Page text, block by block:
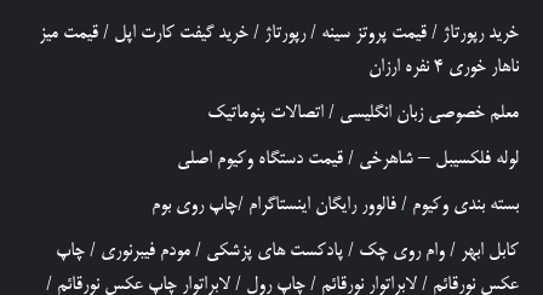
خرید رپورتاژ / قیمت پروتز سینه /رپورتاژ / خرید گیفت کارت اپل / قیمت میز
ناهار خوری 4 نفره ارزان
معلم خصوصی زبان انگلیسی / اتصالات پنوماتیک
لوله فلکسیبل – شاهرخی / قیمت دستگاه وکیوم اصلی
بسته بندی وکیوم / فالوور رایگان اینستاگرام /چاپ روی بوم
کابل ابهر / وام روی چک / پادکست های پزشکی / مودم فیبرنوری / چاپ
عکس نورقائم / لابراتوار نورقائم / چاپ رول / لابراتوار چاپ عکس نورقائم /